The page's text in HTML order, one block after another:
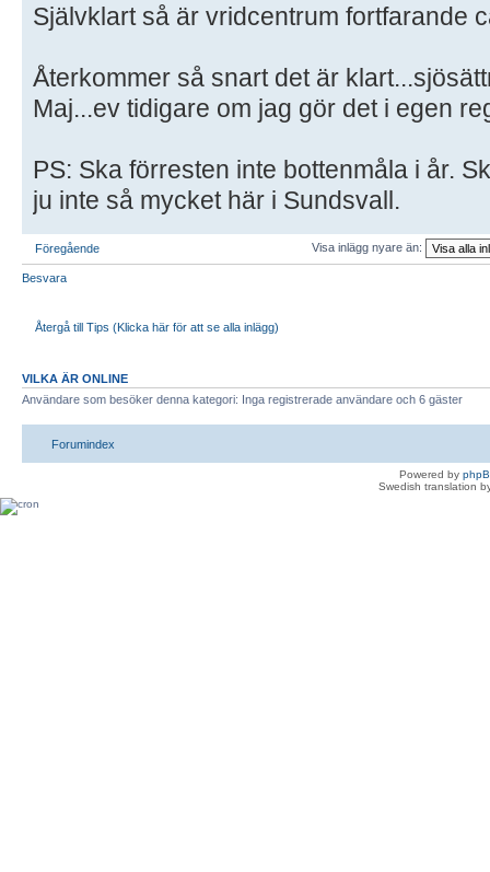
Självklart så är vridcentrum fortfarande
Återkommer så snart det är
Maj...ev tidigare om jag gör det i egen
PS: Ska förresten inte bottenmåla i år.
ju inte så mycket här i Sundsvall.
Föregående Visa inlägg nyare än:
Besvara
Återgå till Tips (Klicka här för att se alla inlägg)
VILKA ÄR ONLINE
Användare som besöker denna kategori: Inga registrerade användare och 6 gäster
Forumindex
Powered by
Swedish translation